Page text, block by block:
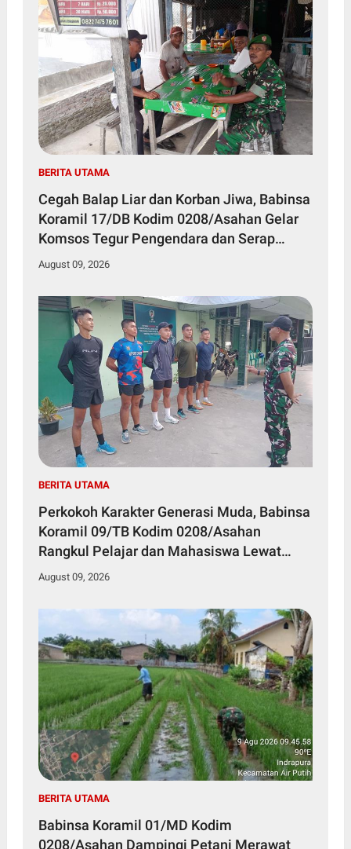
BERITA UTAMA
Cegah Balap Liar dan Korban Jiwa, Babinsa
Koramil 17/DB Kodim 0208/Asahan Gelar
Komsos Tegur Pengendara dan Serap
Informasi Warga
August 09, 2026
BERITA UTAMA
Perkokoh Karakter Generasi Muda, Babinsa
Koramil 09/TB Kodim 0208/Asahan
Rangkul Pelajar dan Mahasiswa Lewat
Wasbang
August 09, 2026
BERITA UTAMA
Babinsa Koramil 01/MD Kodim
0208/Asahan Dampingi Petani Merawat